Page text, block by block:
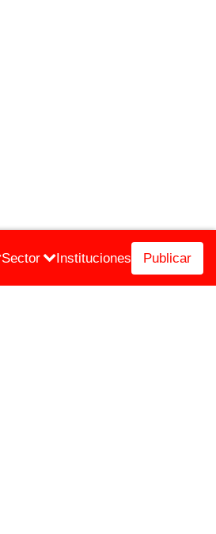
Sector Instituciones Publicar